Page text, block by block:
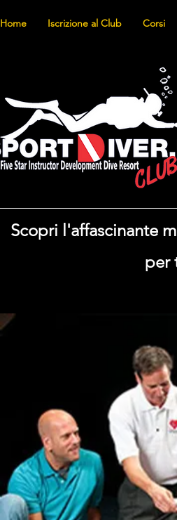
Home Iscrizione al Club Corsi
Scopri l'affascinante
per